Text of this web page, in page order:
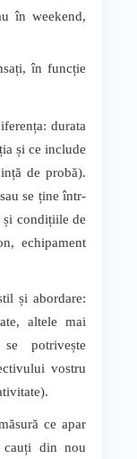
în weekend,
în funcție
durata
și ce include
de probă).
se ține într-
și condițiile de
echipament
și abordare:
altele mai
potrivește
vostru
ce apar
din nou